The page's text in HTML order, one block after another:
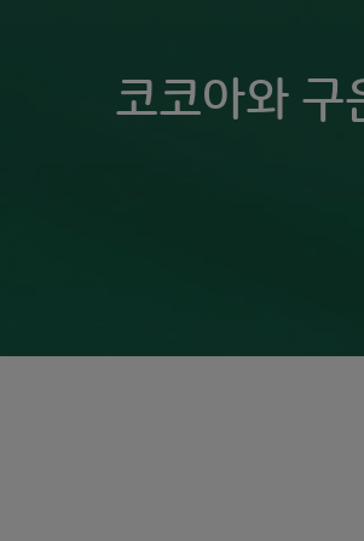
코코아와 구